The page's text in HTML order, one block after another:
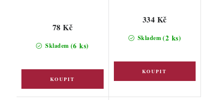
Skladem (6 ks)
78 Kč
Skladem(2 ks)
334 Kč